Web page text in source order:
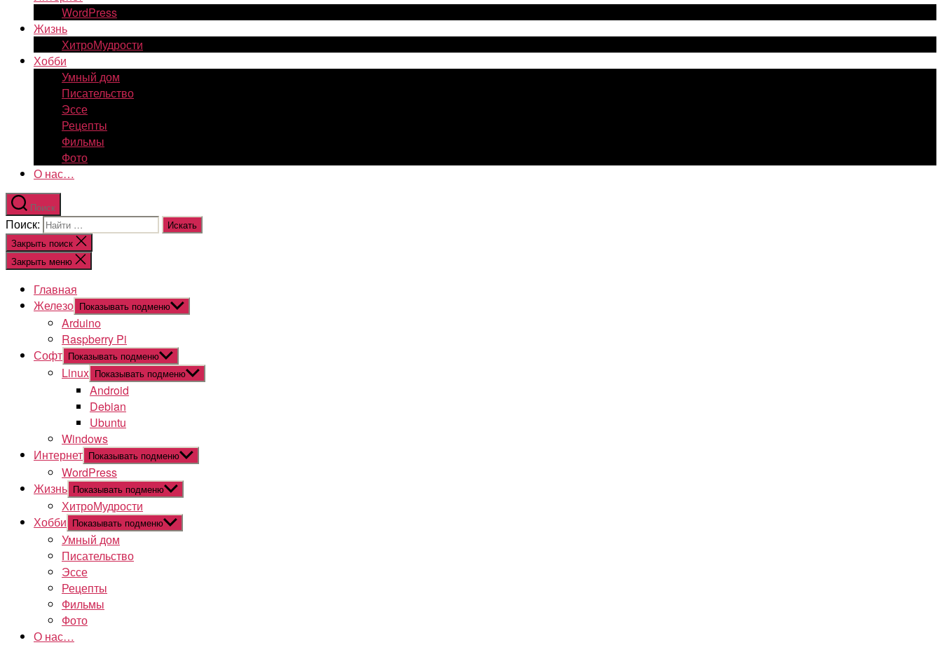
WordPress
Жизнь
ХитроМудрости
Хобби
Умный дом
Писательство
Эссе
Рецепты
Фильмы
Фото
О нас…
Поиск
Поиск:
Закрыть поиск
Закрыть меню
Главная
Железо Показывать подменю
Arduino
Raspberry Pi
Софт Показывать подменю
Linux Показывать подменю
Android
Debian
Ubuntu
Windows
Интернет Показывать подменю
WordPress
Жизнь Показывать подменю
ХитроМудрости
Хобби Показывать подменю
Умный дом
Писательство
Эссе
Рецепты
Фильмы
Фото
О нас…